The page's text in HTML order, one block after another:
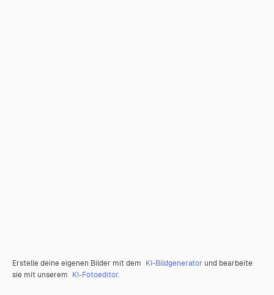
Erstelle deine eigenen Bilder mit dem KI-Bildgenerator und bearbeite
sie mit unserem KI-Fotoeditor.